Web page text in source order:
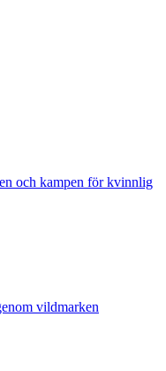
och kampen för kvinnlig
vildmarken